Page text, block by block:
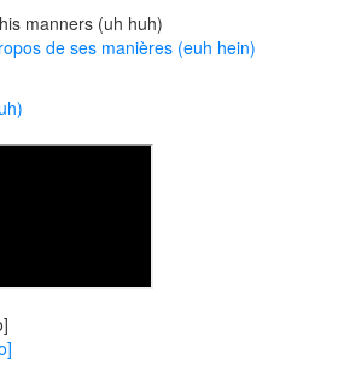
manners (uh huh)
de ses manières (euh hein)